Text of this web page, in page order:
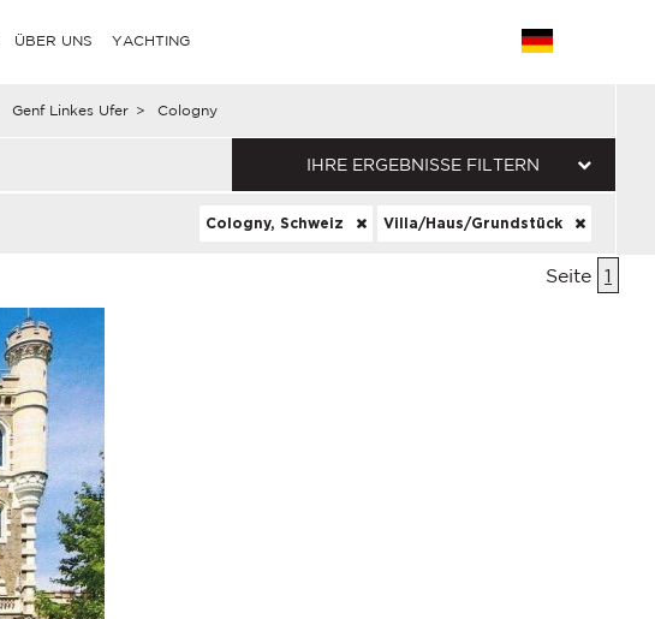
ÜBER UNS YACHTING
Genf Linkes Ufer > Cologny
IHRE ERGEBNISSE FILTERN
Cologny, Schweiz Villa/Haus/Grundstück
Seite 1